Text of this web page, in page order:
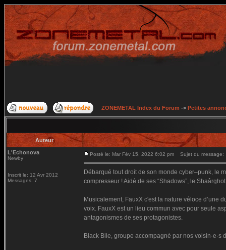
ZONEMETAL Index du Forum -> Petites
Auteur
L'Echonova
Newby
Inscrit le: 12 Avr 2012
Messages: 7
Posté le: Mar Fév 15, 2022 6:02 pm Sujet du message:
Débarqué tout droit de son monde cyber–punk, le
compresseur ! Aidé de ses “Shadows”, le
Musicalement, FauxX c'est la nature véloce d’une
voix. FauxX est un lieu commun avec pour seule
antagonismes de ses protagonistes.
Black Bile, groupe accompagné par nos